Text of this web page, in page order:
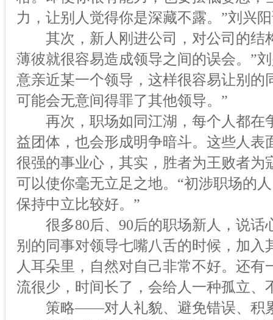
力，让别人觉得你是深藏不露。”刘兴
其次，新人刚进公司，对公司的结
薄彼就很容易造成领导之间的误会。”
意亲近某一个领导，这样很容易让别
可能会无意间得罪了其他领导。”
再次，职场如同江湖，每个人都在
益团体，也会形成明争暗斗。这些人
很强的事业心，其实，胜者为王败者
可以使你毫无立足之地。“初涉职场的
保持中立比较好。”
很多80后、90后的职场新人，说话
别的同事对领导七嘴八舌的时候，加
人耳朵里，自然对自己非常不好。还
流很少，时间长了，会给人一种孤立
策略——对人礼貌、避免错误、积